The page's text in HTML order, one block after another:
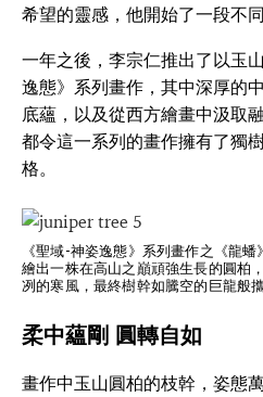
希望的靈感，他開始了一段不
一年之後，李宗仁推出了以玉
逸態》系列畫作，其中深厚的
底蘊，以及從西方繪畫中汲取
都令這一系列的畫作擁有了獨
格。
《聖域-神姿逸態》系列畫作之《龍
繪出一株在高山之巔頑強生長的圓柏
冽的寒風，最終樹幹如騰空的巨龍般
柔中蘊剛 圓轉自如
畫作中玉山圓柏的枝幹，姿態